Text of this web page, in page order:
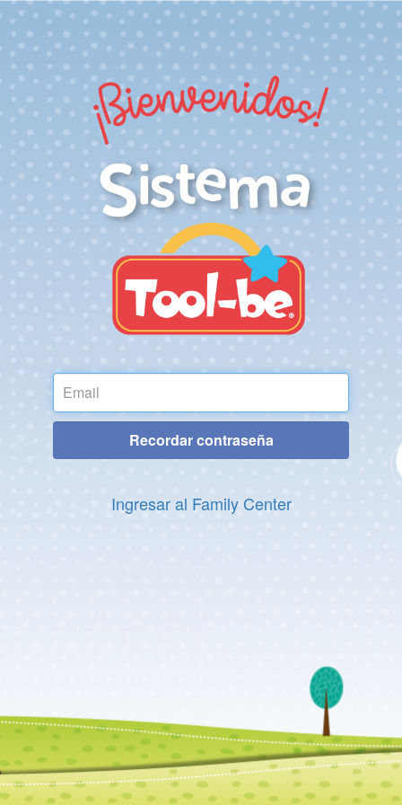
Usuario
Recordar contraseña
Ingresar al Family Center